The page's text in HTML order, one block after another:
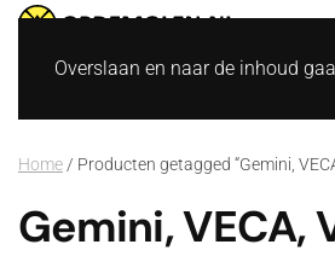
Overslaan en naar de inhoud
Home / Producten getagged “Gemini,
Gemini, VECA,